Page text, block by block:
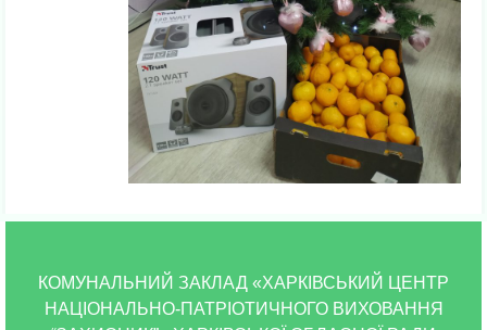
КОМУНАЛЬНИЙ ЗАКЛАД «ХАРКІВСЬКИЙ ЦЕНТР
НАЦІОНАЛЬНО-ПАТРІОТИЧНОГО ВИХОВАННЯ